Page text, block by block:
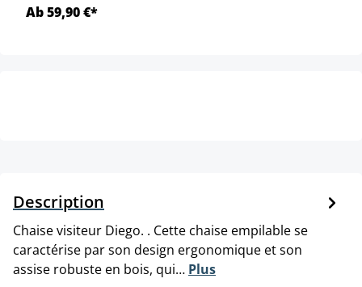
Ab 59,90 €*
Description
Chaise visiteur Diego. . Cette chaise empilable se
caractérise par son design ergonomique et son
assise robuste en bois, qui… Plus